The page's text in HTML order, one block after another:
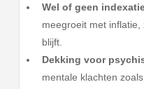
Wel of geen
meegroeit met
blijft.
Dekking voor
mentale klachten